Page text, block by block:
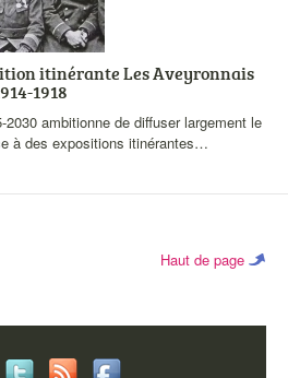
itinérante Les Aveyronnais
1918
ambitionne de diffuser largement le
à des expositions itinérantes…
Haut de page